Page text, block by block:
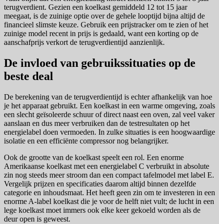
terugverdient. Gezien een koelkast gemiddeld 12 tot 15 jaar
meegaat, is de zuinige optie over de gehele looptijd bijna altijd de
financieel slimste keuze. Gebruik een prijstracker om te zien of het
zuinige model recent in prijs is gedaald, want een korting op de
aanschafprijs verkort de terugverdientijd aanzienlijk.
De invloed van gebruikssituaties op de
beste deal
De berekening van de terugverdientijd is echter afhankelijk van hoe
je het apparaat gebruikt. Een koelkast in een warme omgeving, zoals
een slecht geïsoleerde schuur of direct naast een oven, zal veel vaker
aanslaan en dus meer verbruiken dan de testresultaten op het
energielabel doen vermoeden. In zulke situaties is een hoogwaardige
isolatie en een efficiënte compressor nog belangrijker.
Ook de grootte van de koelkast speelt een rol. Een enorme
Amerikaanse koelkast met een energielabel C verbruikt in absolute
zin nog steeds meer stroom dan een compact tafelmodel met label E.
Vergelijk prijzen en specificaties daarom altijd binnen dezelfde
categorie en inhoudsmaat. Het heeft geen zin om te investeren in een
enorme A-label koelkast die je voor de helft niet vult; de lucht in een
lege koelkast moet immers ook elke keer gekoeld worden als de
deur open is geweest.